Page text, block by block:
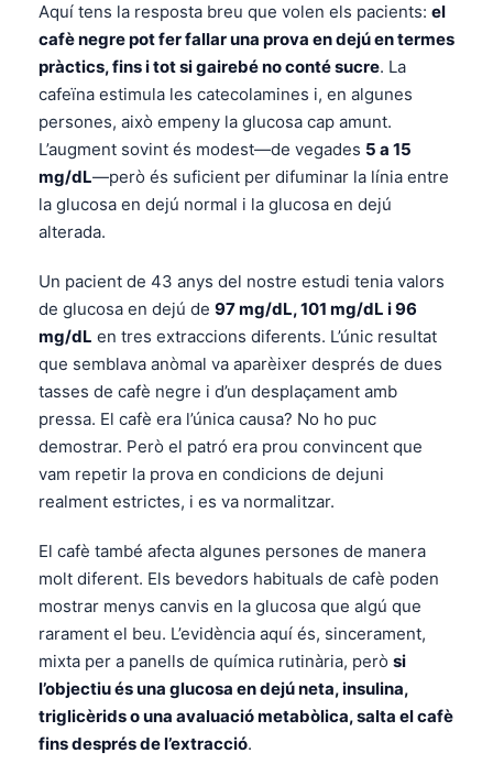
Aquí tens la resposta breu que volen els pacients: el
cafè negre pot fer fallar una prova en dejú en termes
pràctics, fins i tot si gairebé no conté sucre. La
cafeïna estimula les catecolamines i, en algunes
persones, això empeny la glucosa cap amunt.
L’augment sovint és modest—de vegades 5 a 15
mg/dL—però és suficient per difuminar la línia entre
la glucosa en dejú normal i la glucosa en dejú
alterada.
Un pacient de 43 anys del nostre estudi tenia valors
de glucosa en dejú de 97 mg/dL, 101 mg/dL i 96
mg/dL en tres extraccions diferents. L’únic resultat
que semblava anòmal va aparèixer després de dues
tasses de cafè negre i d’un desplaçament amb
pressa. El cafè era l’única causa? No ho puc
demostrar. Però el patró era prou convincent que
vam repetir la prova en condicions de dejuni
realment estrictes, i es va normalitzar.
El cafè també afecta algunes persones de manera
molt diferent. Els bevedors habituals de cafè poden
mostrar menys canvis en la glucosa que algú que
rarament el beu. L’evidència aquí és, sincerament,
mixta per a panells de química rutinària, però si
l’objectiu és una glucosa en dejú neta, insulina,
triglicèrids o una avaluació metabòlica, salta el cafè
fins després de l’extracció.